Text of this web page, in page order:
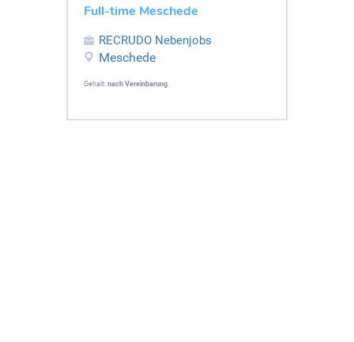
Full-time Meschede
RECRUDO Nebenjobs
Meschede
Gehalt: nach Vereinbarung